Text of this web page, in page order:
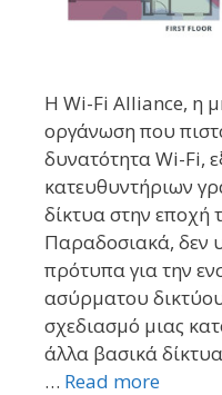
Η Wi-Fi Alliance, η
οργάνωση που
δυνατότητα Wi-Fi,
κατευθυντήριων
δίκτυα στην εποχή
Παραδοσιακά, δεν
πρότυπα για την
ασύρματου
σχεδιασμό μιας
άλλα βασικά
… Read more